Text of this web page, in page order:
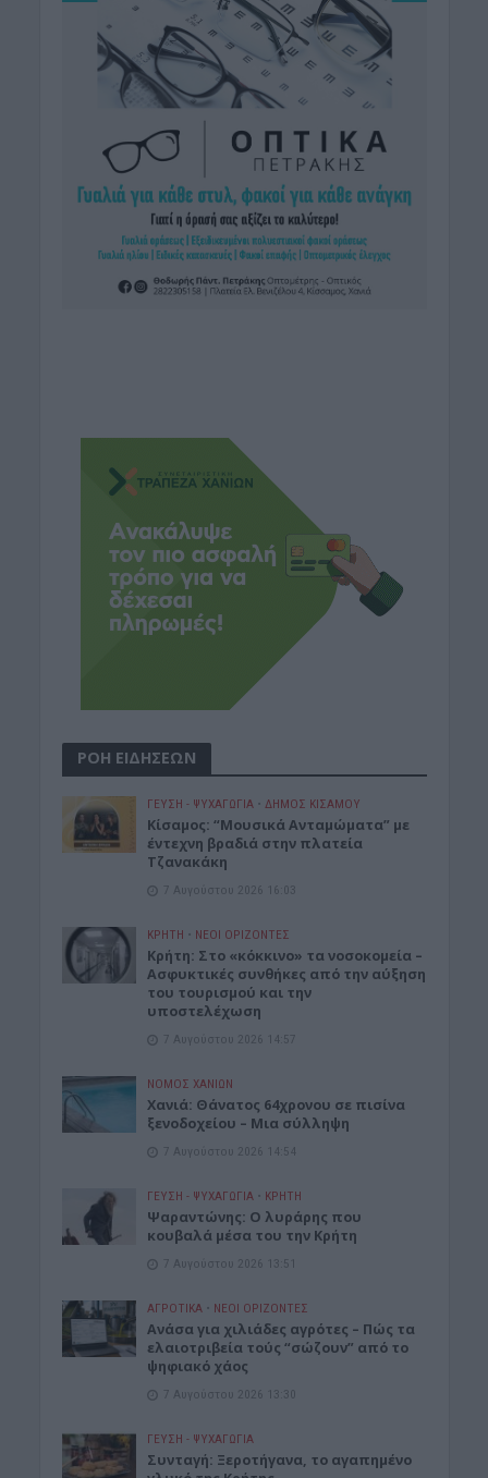
ΡΟΗ ΕΙΔΗΣΕΩΝ
ΓΕΎΣΗ - ΨΥΧΑΓΩΓΊΑ • ΔΉΜΟΣ ΚΙΣΆΜΟΥ
Κίσαμος: “Μουσικά Ανταμώματα” με
έντεχνη βραδιά στην πλατεία
Τζανακάκη
7 Αυγούστου 2026 16:03
ΚΡΗΤΗ • ΝΕΟΙ ΟΡΙΖΟΝΤΕΣ
Κρήτη: Στο «κόκκινο» τα νοσοκομεία –
Ασφυκτικές συνθήκες από την αύξηση
του τουρισμού και την
υποστελέχωση
7 Αυγούστου 2026 14:57
ΝΟΜΌΣ ΧΑΝΊΩΝ
Χανιά: Θάνατος 64χρονου σε πισίνα
ξενοδοχείου – Μια σύλληψη
7 Αυγούστου 2026 14:54
ΓΕΎΣΗ - ΨΥΧΑΓΩΓΊΑ • ΚΡΗΤΗ
Ψαραντώνης: Ο λυράρης που
κουβαλά μέσα του την Κρήτη
7 Αυγούστου 2026 13:51
ΑΓΡΟΤΙΚΑ • ΝΕΟΙ ΟΡΙΖΟΝΤΕΣ
Ανάσα για χιλιάδες αγρότες – Πώς τα
ελαιοτριβεία τούς “σώζουν” από το
ψηφιακό χάος
7 Αυγούστου 2026 13:30
ΓΕΎΣΗ - ΨΥΧΑΓΩΓΊΑ
Συνταγή: Ξεροτήγανα, το αγαπημένο